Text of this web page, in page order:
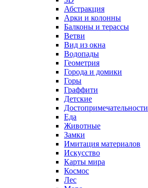
Абстракция
Арки и колонны
Балконы и терассы
Ветви
Вид из окна
Водопады
Геометрия
Города и домики
Горы
Граффити
Детские
Достопримечательности
Еда
Животные
Замки
Имитация материалов
Искусство
Карты мира
Космос
Лес